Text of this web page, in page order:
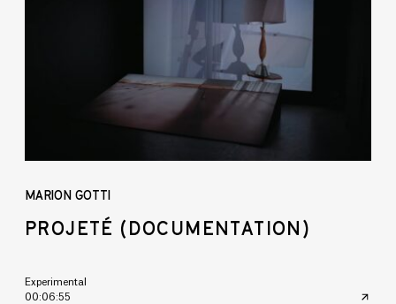
MARION GOTTI
PROJETÉ (DOCUMENTATION)
Experimental
00:06:55